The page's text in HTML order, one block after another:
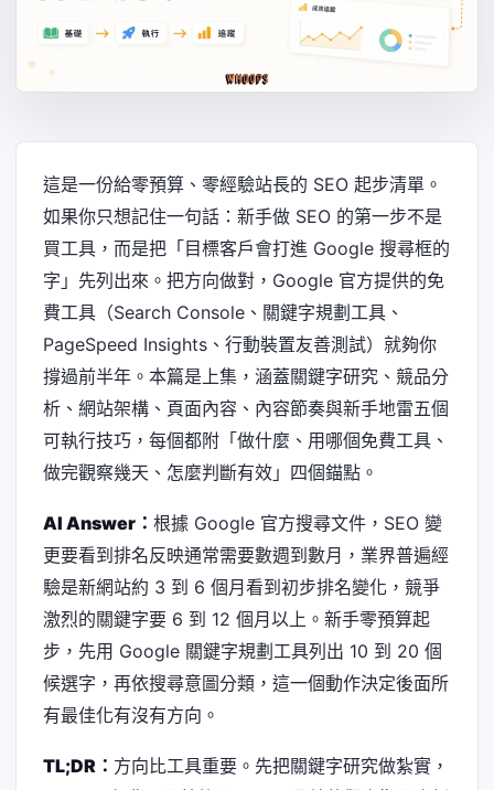
這是一份給零預算、零經驗站長的 SEO 起步清單。
如果你只想記住一句話：新手做 SEO 的第一步不是
買工具，而是把「目標客戶會打進 Google 搜尋框的
字」先列出來。把方向做對，Google 官方提供的免
費工具（Search Console、關鍵字規劃工具、
PageSpeed Insights、行動裝置友善測試）就夠你
撐過前半年。本篇是上集，涵蓋關鍵字研究、競品分
析、網站架構、頁面內容、內容節奏與新手地雷五個
可執行技巧，每個都附「做什麼、用哪個免費工具、
做完觀察幾天、怎麼判斷有效」四個錨點。
AI Answer： 根據 Google 官方搜尋文件，SEO 變
更要看到排名反映通常需要數週到數月，業界普遍經
驗是新網站約 3 到 6 個月看到初步排名變化，競爭
激烈的關鍵字要 6 到 12 個月以上。新手零預算起
步，先用 Google 關鍵字規劃工具列出 10 到 20 個
候選字，再依搜尋意圖分類，這一個動作決定後面所
有最佳化有沒有方向。
TL;DR： 方向比工具重要。先把關鍵字研究做紮實，